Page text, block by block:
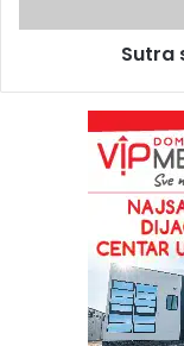
Sutra